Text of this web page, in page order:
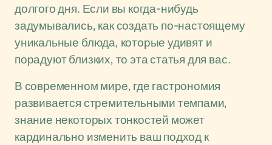
долгого дня. Если вы когда-нибудь
задумывались, как создать по-настоящему
уникальные блюда, которые удивят и
порадуют близких, то эта статья для вас.
В современном мире, где гастрономия
развивается стремительными темпами,
знание некоторых тонкостей может
кардинально изменить ваш подход к